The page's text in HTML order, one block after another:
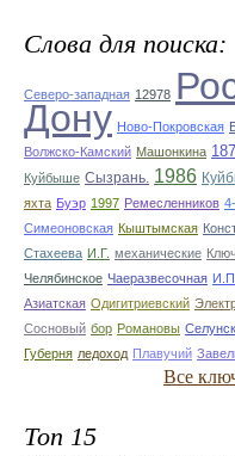
Слова для поиска:
Северо-западная 12978
Дону Ново-Покровская
Волжско-Камский Машонкина
Куйбыше Сызрань. 1986
яхта Буэр 1997 Ремесленников
Симеоновская Кыштымская
Стахеева И.Г. механические
Челябинское Чаеразвесочная И.П.
Азиатская Одигитриевский
Сосновый бор Романовы
Губерня ледоход Плавучий
Все
Топ 15